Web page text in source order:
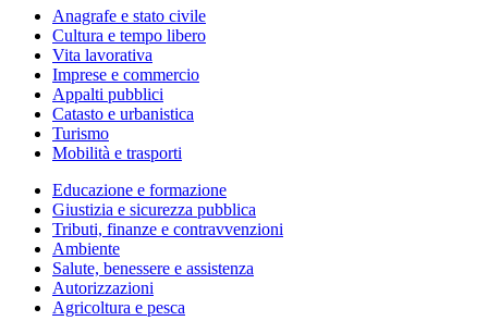
Anagrafe e stato civile
Cultura e tempo libero
Vita lavorativa
Imprese e commercio
Appalti pubblici
Catasto e urbanistica
Turismo
Mobilità e trasporti
Educazione e formazione
Giustizia e sicurezza pubblica
Tributi, finanze e contravvenzioni
Ambiente
Salute, benessere e assistenza
Autorizzazioni
Agricoltura e pesca